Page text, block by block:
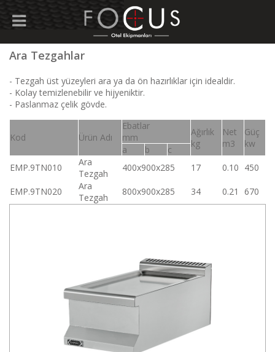
Ara Tezgahlar
- Tezgah üst yüzeyleri ara ya da ön hazırlıklar için idealdir.
- Kolay temizlenebilir ve hijyeniktir.
- Paslanmaz çelik gövde.
Kod Ürün Adı
Ebatlar
mm
Ağırlık
kg
Net
m3
Güç
kw
a b
c
EMP.9TN010
Ara
Tezgah
400x900x285 17 0.10 450
EMP.9TN020
Ara
Tezgah
800x900x285 34 0.21 670